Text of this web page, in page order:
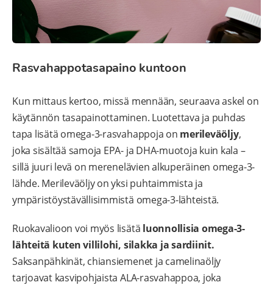
Rasvahappotasapaino kuntoon
Kun mittaus kertoo, missä mennään, seuraava askel on
käytännön tasapainottaminen. Luotettava ja puhdas
tapa lisätä omega-3-rasvahappoja on merileväöljy,
joka sisältää samoja EPA- ja DHA-muotoja kuin kala –
sillä juuri levä on merenelävien alkuperäinen omega-3-
lähde. Merileväöljy on yksi puhtaimmista ja
ympäristöystävällisimmistä omega-3-lähteistä.
Ruokavalioon voi myös lisätä luonnollisia omega-3-
lähteitä kuten villilohi, silakka ja sardiinit.
Saksanpähkinät, chiansiemenet ja camelinaöljy
tarjoavat kasvipohjaista ALA-rasvahappoa, joka